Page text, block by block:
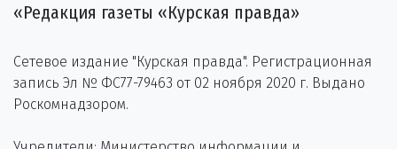
«Редакция газеты «Курская правда»
Сетевое издание "Курская правда". Регистрационная
запись Эл № ФС77-79463 от 02 ноября 2020 г. Выдано
Роскомнадзором.